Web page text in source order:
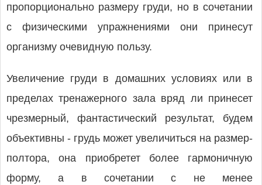
пропорционально размеру груди, но в сочетании
с физическими упражнениями они принесут
организму очевидную пользу.
Увеличение груди в домашних условиях или в
пределах тренажерного зала вряд ли принесет
чрезмерный, фантастический результат, будем
объективны - грудь может увеличиться на размер-
полтора, она приобретет более гармоничную
форму, а в сочетании с не менее